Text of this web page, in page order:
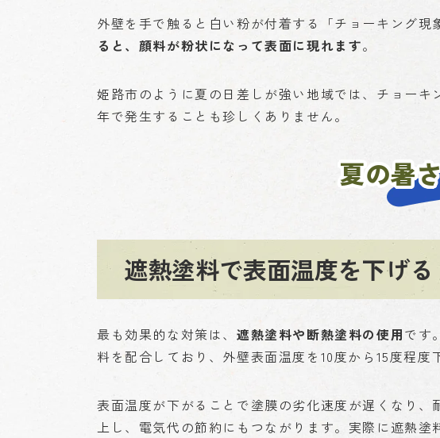
外壁を手で触ると白い粉が付着する「チョーキング現
ると、顔料が粉状になって表面に現れます。
姫路市のように夏の日差しが強い地域では、チョー
年で発生することも珍しくありません。
夏の暑
遮熱塗料で表面温度を下げる
最も効果的な対策は、 遮熱塗料や断熱塗料の使用です
料を配合しており、外壁表面温度を10度から15度程度
表面温度が下がることで塗膜の劣化速度が遅くなり
上し、電気代の節約にもつながります。実際に遮熱